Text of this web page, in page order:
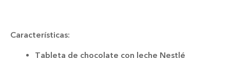
Características:
Tableta de chocolate con leche Nestlé